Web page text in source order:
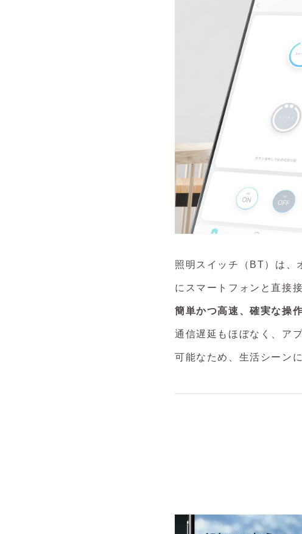
照明スイッチ（BT）は、
にスマートフォンと直接
簡単かつ高速、確実な操
通信遅延もほぼなく、ア
可能なため、生活シーン